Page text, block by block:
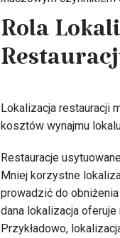
Rola
Lokalizacja restauracji
kosztów wynajmu
Restauracje
Mniej korzystne
prowadzić do
dana lokalizacja
Przykładowo,